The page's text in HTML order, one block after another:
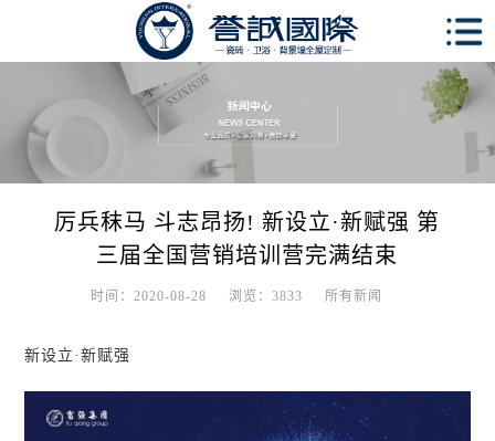
厉兵秣马 斗志昂扬! 新设立·新赋强 第
三届全国营销培训营完满结束
时间：2020-08-28 浏览：3833 所有新闻
新设立·新赋强